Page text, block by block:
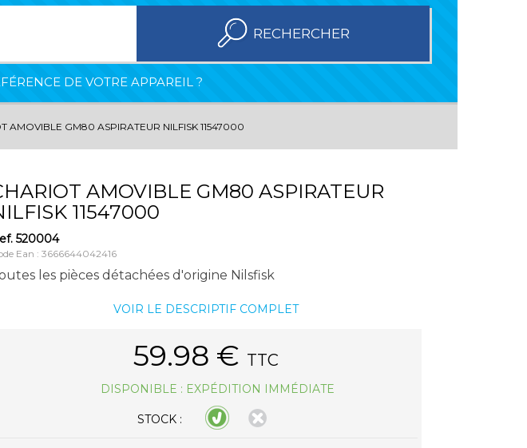
RECHERCHER
DE VOTRE APPAREIL ?
AMOVIBLE GM80 ASPIRATEUR NILFISK 11547000
AMOVIBLE GM80 ASPIRATEUR
11547000
520004
Ean : 3666644042416
les pièces détachées d'origine Nilsfisk
VOIR LE DESCRIPTIF COMPLET
59.98 € TTC
STOCK :
DISPONIBLE : EXPÉDITION IMMÉDIATE